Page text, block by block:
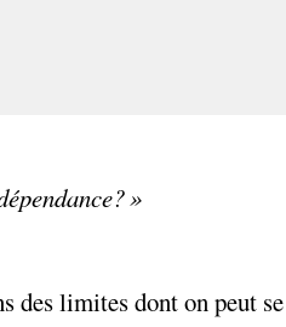
»
des limites dont on peut